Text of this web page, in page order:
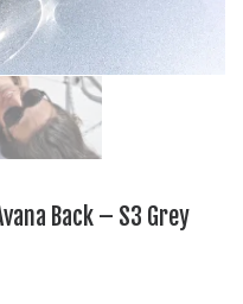
Back – S3 Grey